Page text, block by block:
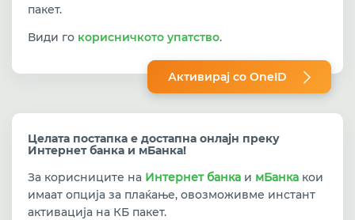
пакет.
Види го корисничкото упатство.
Активирај со OneID
Целата постапка е достапна онлајн преку
Интернет банка и мБанка!
За корисниците на Интернет банка и мБанка кои
имаат опција за плаќање, овозможивме инстант
активација на КБ пакет.